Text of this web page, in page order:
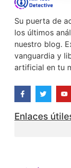
Su puerta de
los últimos
nuestro blog.
vanguardia y
artificial en tu
Enlaces